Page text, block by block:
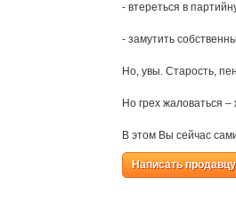
- втереться в
- замутить
Но, увы. Старость,
Но грех жаловаться
В этом Вы сейчас
Написать продавцу